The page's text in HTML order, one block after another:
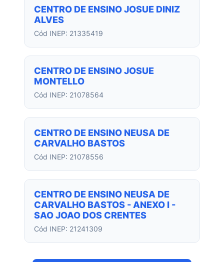
CENTRO DE ENSINO JOSUE DINIZ
ALVES
Cód INEP: 21335419
CENTRO DE ENSINO JOSUE
MONTELLO
Cód INEP: 21078564
CENTRO DE ENSINO NEUSA DE
CARVALHO BASTOS
Cód INEP: 21078556
CENTRO DE ENSINO NEUSA DE
CARVALHO BASTOS - ANEXO I -
SAO JOAO DOS CRENTES
Cód INEP: 21241309